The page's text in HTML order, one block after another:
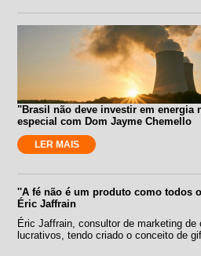
"Brasil não deve investir em energia
especial com Dom Jayme Chemello
LER MAIS
''A fé não é um produto como todos
Éric Jaffrain
Éric Jaffrain, consultor de marketing de
lucrativos, tendo criado o conceito de